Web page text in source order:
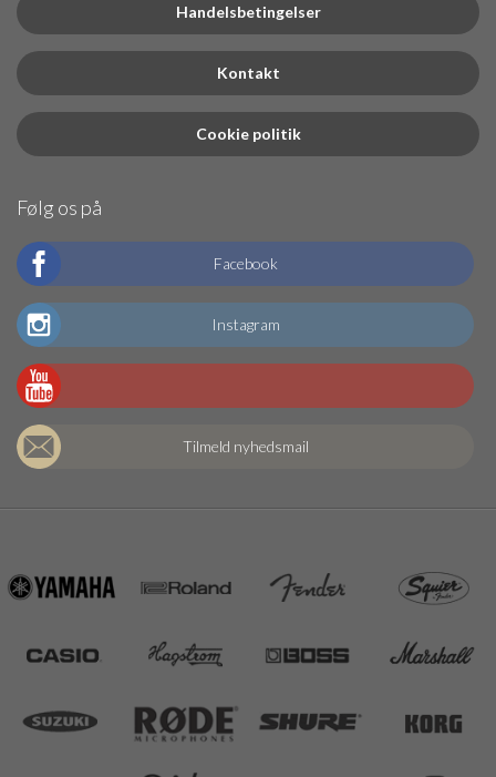
Handelsbetingelser
Kontakt
Cookie politik
Følg os på
Facebook
Instagram
Tilmeld nyhedsmail